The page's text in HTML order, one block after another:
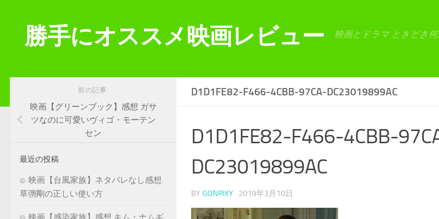
勝手にオススメ映画レビュー 映画とドラマ ときどき
D1D1FE82-F466-4CBB-97CA-DC23019899AC
D1D1FE82-F466-4CBB-
DC23019899AC
BY GONPIXY · 2019年3月10日
前の記事
映画【グリーンブック】感想 ガサ
ツなのに可愛いヴィゴ・モーテン
セン
最近の投稿
映画【台風家族】ネタバレなし感想
草彅剛の正しい使い方